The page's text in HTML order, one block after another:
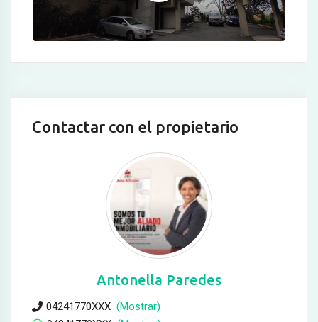
Contactar con el propietario
Antonella Paredes
04241770XXX (Mostrar)